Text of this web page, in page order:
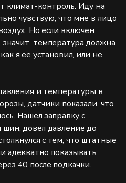
климат-контроль. Иду на
чувствую, что мне в лицо
Но если включен
температура должна
я ее установил, или не
и температуры в
датчики показали, что
Нашел заправку с
шин, довел давление до
с тем, что штатные
адекватно показывать
40 после подкачки.